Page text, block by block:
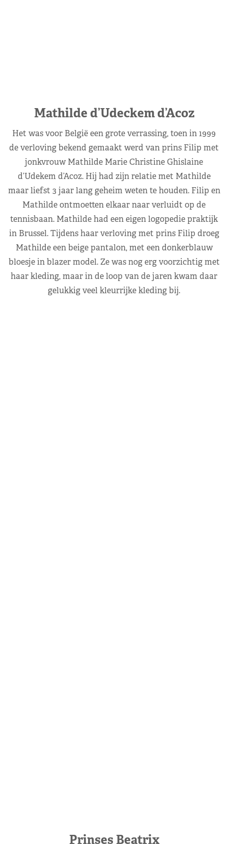
Mathilde d’Udeckem d’Acoz
Het was voor België een grote verrassing, toen in 1999
de verloving bekend gemaakt werd van prins Filip met
jonkvrouw Mathilde Marie Christine Ghislaine
d’Udekem d’Acoz. Hij had zijn relatie met Mathilde
maar liefst 3 jaar lang geheim weten te houden. Filip en
Mathilde ontmoetten elkaar naar verluidt op de
tennisbaan. Mathilde had een eigen logopedie praktijk
in Brussel. Tijdens haar verloving met prins Filip droeg
Mathilde een beige pantalon, met een donkerblauw
bloesje in blazer model. Ze was nog erg voorzichtig met
haar kleding, maar in de loop van de jaren kwam daar
gelukkig veel kleurrijke kleding bij.
Prinses Beatrix